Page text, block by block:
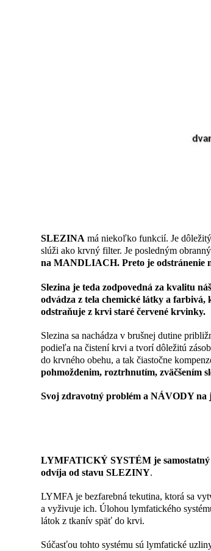
SLEZINAmá niekoľko funkcií. Je
slúži ako krvný filter. Je posledným
na MANDLIACH. Preto je odstránenie
Slezina je teda zodpovedná za kvalitu
odvádza z tela chemické látky a
odstraňuje z krvi staré červené krvinky.
Slezina sa nachádza v brušnej dutine
podieľa na čistení krvi a tvorí dôležitú
do krvného obehu, a tak čiastočne
pohmoždenim, roztrhnutím, zväčšením
Svoj zdravotný problém a NÁVODY
LYMFATICKÝ SYSTÉM je
odvíja od stavu SLEZINY.
LYMFA je bezfarebná tekutina, ktorá sa
a vyživuje ich. Úlohou lymfatického
látok z tkanív späť do krvi.
Súčasťou tohto systému sú lymfatické